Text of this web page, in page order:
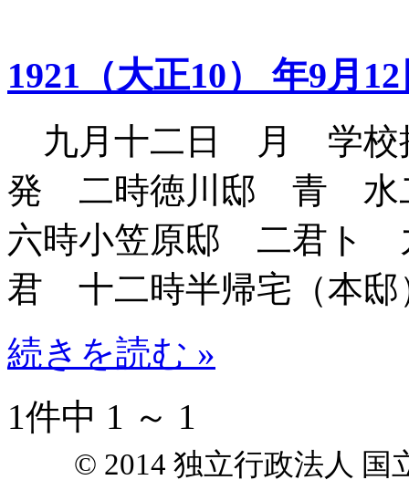
1921（大正10） 年9月
九月十二日 月 学校
発 二時徳川邸 青
六時小笠原邸 二君ト
君 十二時半帰宅（本邸
続きを読む »
1件中 1 ～ 1
© 2014 独立行政法人 国